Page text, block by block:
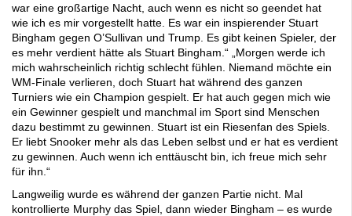
war eine großartige Nacht, auch wenn es nicht so geendet hat
wie ich es mir vorgestellt hatte. Es war ein inspierender Stuart
Bingham gegen O’Sullivan und Trump. Es gibt keinen Spieler, der
es mehr verdient hätte als Stuart Bingham.“ „Morgen werde ich
mich wahrscheinlich richtig schlecht fühlen. Niemand möchte ein
WM-Finale verlieren, doch Stuart hat während des ganzen
Turniers wie ein Champion gespielt. Er hat auch gegen mich wie
ein Gewinner gespielt und manchmal im Sport sind Menschen
dazu bestimmt zu gewinnen. Stuart ist ein Riesenfan des Spiels.
Er liebt Snooker mehr als das Leben selbst und er hat es verdient
zu gewinnen. Auch wenn ich enttäuscht bin, ich freue mich sehr
für ihn.“
Langweilig wurde es während der ganzen Partie nicht. Mal
kontrollierte Murphy das Spiel, dann wieder Bingham – es wurde